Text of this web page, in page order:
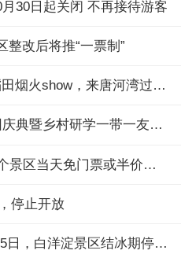
30日起关闭 不再接待游客
改后将推“一票制”
太行山漂流记 奇幻洞漂、稻田烟火show，来唐河湾过不一样的山野小暑假
恋乡·太行水镇乡淘院子开园庆典暨乡村研学一带一友谊赛举行
5月19日中国旅游日 保定多个景区当天免门票或半价惠民
停止开放
自今年11月15日至明年3月15日，白洋淀景区结冰期停止对外开放